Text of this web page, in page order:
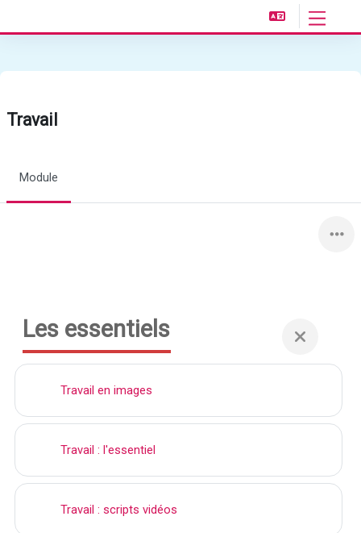
Panneau
Travail
Module
Les essentiels
Travail en images
Travail : l'essentiel
Travail : scripts vidéos